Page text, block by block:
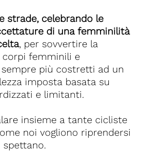
strade, celebrando le
di una femminilità
, per sovvertire la
corpi femminili e
più costretti ad un
imposta basata su
e limitanti.
insieme a tante cicliste
noi vogliono riprendersi
spettano.